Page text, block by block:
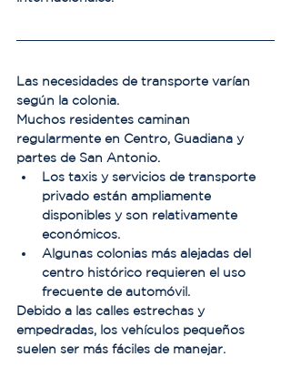
Las necesidades de transporte varían
según la colonia.
Muchos residentes caminan
regularmente en Centro, Guadiana y
partes de San Antonio.
Los taxis y servicios de transporte
privado están ampliamente
disponibles y son relativamente
económicos.
Algunas colonias más alejadas del
centro histórico requieren el uso
frecuente de automóvil.
Debido a las calles estrechas y
empedradas, los vehículos pequeños
suelen ser más fáciles de manejar.